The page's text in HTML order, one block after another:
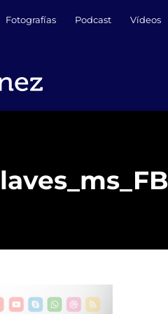
Fotografías Podcast Vídeos